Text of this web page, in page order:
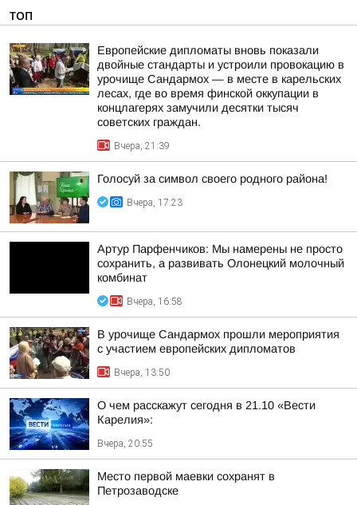
ТОП
Европейские дипломаты вновь показали
двойные стандарты и устроили провокацию в
урочище Сандармох — в месте в карельских
лесах, где во время финской оккупации в
концлагерях замучили десятки тысяч
советских граждан.
Вчера, 21:39
Голосуй за символ своего родного района!
Вчера, 17:23
Артур Парфенчиков: Мы намерены не просто
сохранить, а развивать Олонецкий молочный
комбинат
Вчера, 16:58
В урочище Сандармох прошли мероприятия
с участием европейских дипломатов
Вчера, 13:50
О чем расскажут сегодня в 21.10 «Вести
Карелия»:
Вчера, 20:55
Место первой маевки сохранят в
Петрозаводске